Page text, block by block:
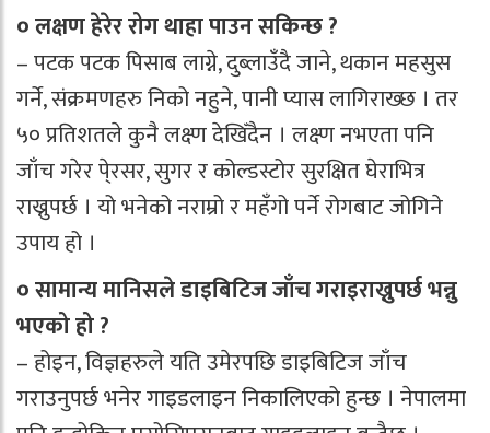
० लक्षण हेरेर रोग थाहा पाउन सकिन्छ ?
– पटक पटक पिसाब लाग्ने, दुब्लाउँदै जाने, थकान महसुस
गर्ने, संक्रमणहरु निको नहुने, पानी प्यास लागिराख्छ । तर
५० प्रतिशतले कुनै लक्ष्ण देखिँदैन । लक्ष्ण नभएता पनि
जाँच गरेर पे्रसर, सुगर र कोल्डस्टोर सुरक्षित घेराभित्र
राख्नुपर्छ । यो भनेको नराम्रो र महँगो पर्ने रोगबाट जोगिने
उपाय हो ।
० सामान्य मानिसले डाइबिटिज जाँच गराइराख्नुपर्छ भन्नु
भएको हो ?
– होइन, विज्ञहरुले यति उमेरपछि डाइबिटिज जाँच
गराउनुपर्छ भनेर गाइडलाइन निकालिएको हुन्छ । नेपालमा